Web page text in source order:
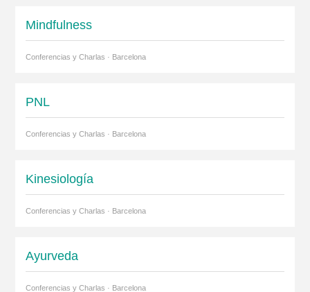
Mindfulness
Conferencias y Charlas · Barcelona
PNL
Conferencias y Charlas · Barcelona
Kinesiología
Conferencias y Charlas · Barcelona
Ayurveda
Conferencias y Charlas · Barcelona